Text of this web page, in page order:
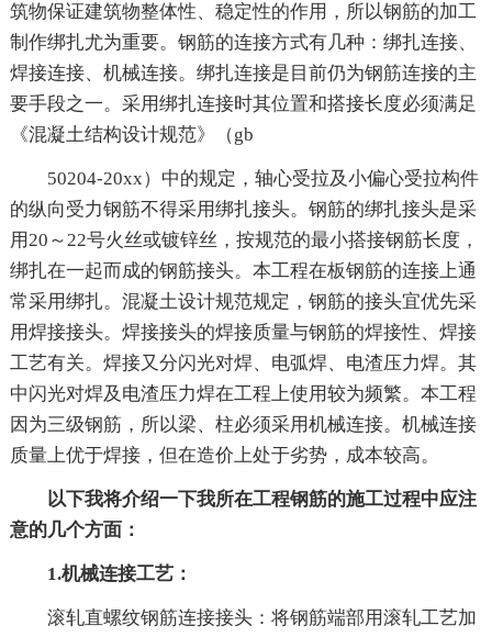
筑物保证建筑物整体性、稳定性的作用，所以钢筋的加工
制作绑扎尤为重要。钢筋的连接方式有几种：绑扎连接、
焊接连接、机械连接。绑扎连接是目前仍为钢筋连接的主
要手段之一。采用绑扎连接时其位置和搭接长度必须满足
《混凝土结构设计规范》（gb
50204-20xx）中的规定，轴心受拉及小偏心受拉构件
的纵向受力钢筋不得采用绑扎接头。钢筋的绑扎接头是采
用20～22号火丝或镀锌丝，按规范的最小搭接钢筋长度，
绑扎在一起而成的钢筋接头。本工程在板钢筋的连接上通
常采用绑扎。混凝土设计规范规定，钢筋的接头宜优先采
用焊接接头。焊接接头的焊接质量与钢筋的焊接性、焊接
工艺有关。焊接又分闪光对焊、电弧焊、电渣压力焊。其
中闪光对焊及电渣压力焊在工程上使用较为频繁。本工程
因为三级钢筋，所以梁、柱必须采用机械连接。机械连接
质量上优于焊接，但在造价上处于劣势，成本较高。
以下我将介绍一下我所在工程钢筋的施工过程中应注
意的几个方面：
1.机械连接工艺：
滚轧直螺纹钢筋连接接头：将钢筋端部用滚轧工艺加